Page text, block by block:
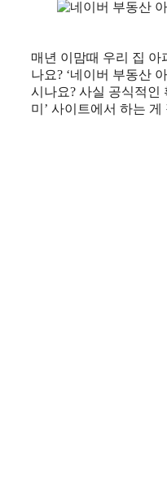
매년 이맘때 우리 집
나요? ‘네이버 부동산
시나요? 사실 공식적인
미’ 사이트에서 하는 게